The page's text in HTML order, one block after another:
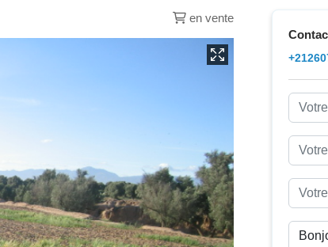
en vente